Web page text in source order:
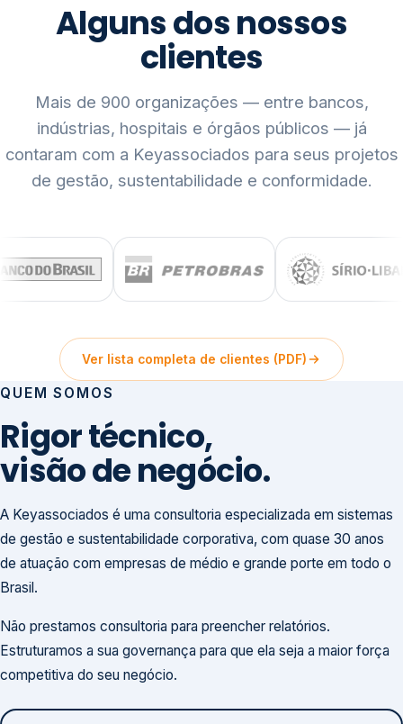
Alguns dos nossos
clientes
Mais de 900 organizações — entre bancos,
indústrias, hospitais e órgãos públicos — já
contaram com a Keyassociados para seus projetos
de gestão, sustentabilidade e conformidade.
Ver lista completa de clientes (PDF)
QUEM SOMOS
Rigor técnico,
visão de negócio.
A Keyassociados é uma consultoria especializada em sistemas
de gestão e sustentabilidade corporativa, com quase 30 anos
de atuação com empresas de médio e grande porte em todo o
Brasil.
Não prestamos consultoria para preencher relatórios.
Estruturamos a sua governança para que ela seja a maior força
competitiva do seu negócio.